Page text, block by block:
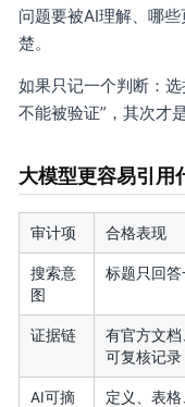
问题要被AI理解、哪
楚。
如果只记一个判断：
不能被验证”，其次才
大模型更容易引用
审计项 合格表现
搜索意
图
标题只回
证据链
有官方文
可复核记录
AI可摘
定义、表